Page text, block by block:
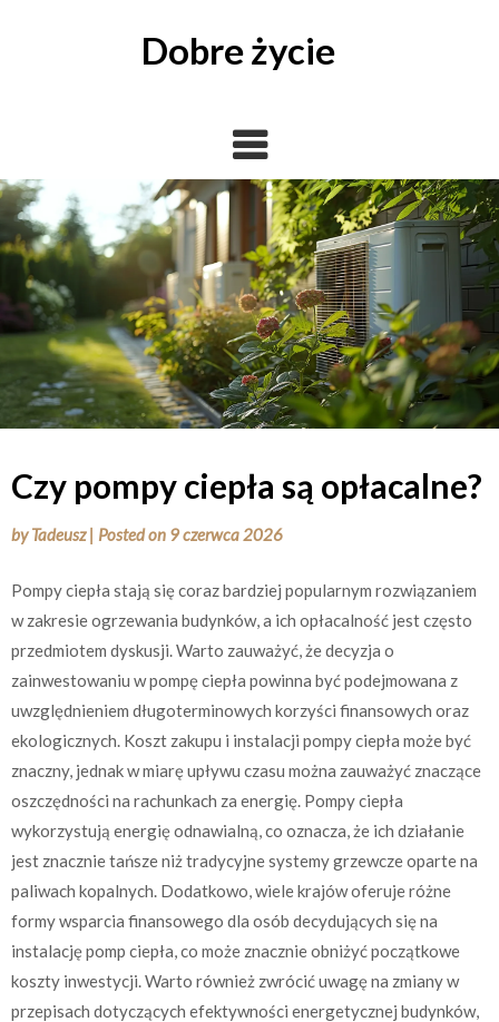
Dobre życie
Czy pompy ciepła są opłacalne?
byTadeusz | Posted on 9 czerwca 2026
Pompy ciepła stają się coraz bardziej popularnym rozwiązaniem
w zakresie ogrzewania budynków, a ich opłacalność jest często
przedmiotem dyskusji. Warto zauważyć, że decyzja o
zainwestowaniu w pompę ciepła powinna być podejmowana z
uwzględnieniem długoterminowych korzyści finansowych oraz
ekologicznych. Koszt zakupu i instalacji pompy ciepła może być
znaczny, jednak w miarę upływu czasu można zauważyć znaczące
oszczędności na rachunkach za energię. Pompy ciepła
wykorzystują energię odnawialną, co oznacza, że ich działanie
jest znacznie tańsze niż tradycyjne systemy grzewcze oparte na
paliwach kopalnych. Dodatkowo, wiele krajów oferuje różne
formy wsparcia finansowego dla osób decydujących się na
instalację pomp ciepła, co może znacznie obniżyć początkowe
koszty inwestycji. Warto również zwrócić uwagę na zmiany w
przepisach dotyczących efektywności energetycznej budynków,